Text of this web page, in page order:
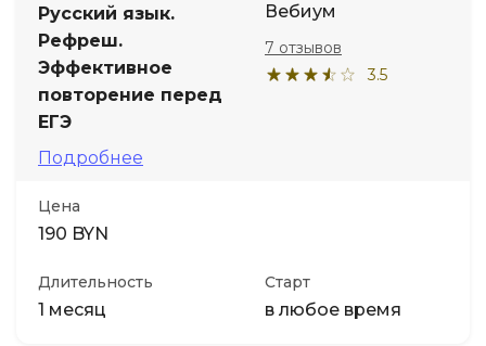
Русский язык.
Рефреш.
Эффективное
повторение перед
ЕГЭ
Подробнее
Вебиум
3.5
7 отзывов
Цена
190 BYN
Длительность
1 месяц
Старт
в любое время